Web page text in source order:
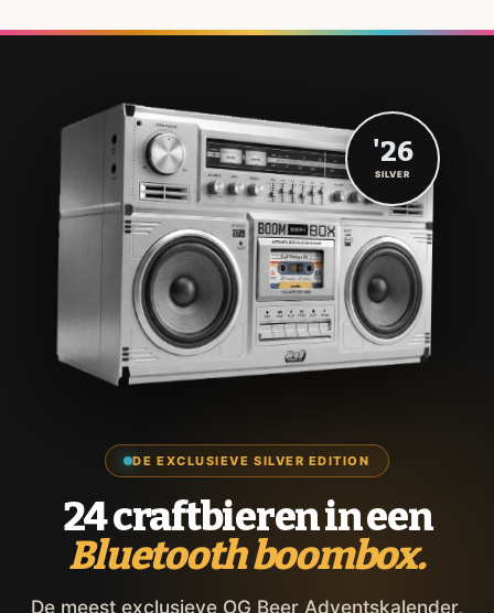
DE EXCLUSIEVE SILVER EDITION
24 craftbieren in een
Bluetooth boombox.
De meest exclusieve OG Beer Adventskalender,
'26
SILVER